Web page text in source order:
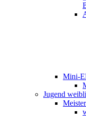
Mini-
Jugend